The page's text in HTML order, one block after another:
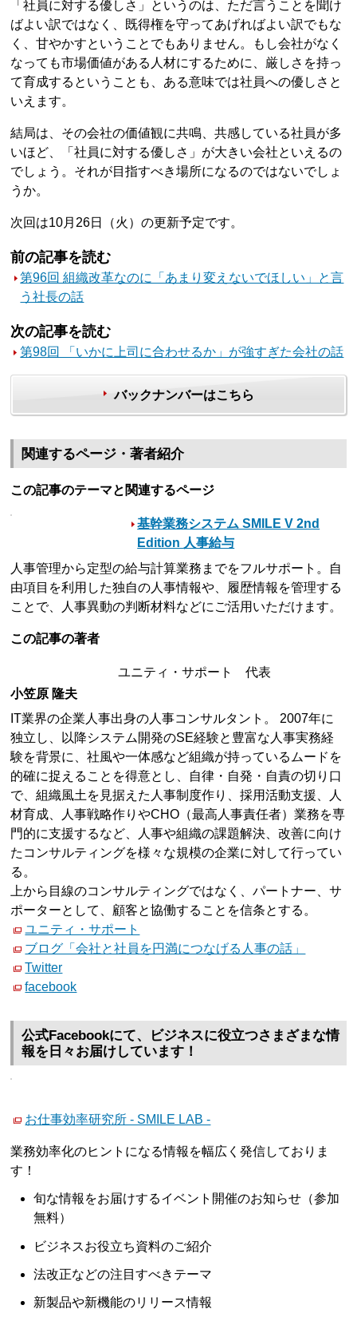
「社員に対する優しさ」というのは、ただ言うことを聞け
ばよい訳ではなく、既得権を守ってあげればよい訳でもな
く、甘やかすということでもありません。もし会社がなく
なっても市場価値がある人材にするために、厳しさを持っ
て育成するということも、ある意味では社員への優しさと
いえます。
結局は、その会社の価値観に共鳴、共感している社員が多
いほど、「社員に対する優しさ」が大きい会社といえるの
でしょう。それが目指すべき場所になるのではないでしょ
うか。
次回は10月26日（火）の更新予定です。
前の記事を読む
第96回 組織改革なのに「あまり変えないでほしい」と言
う社長の話
次の記事を読む
第98回 「いかに上司に合わせるか」が強すぎた会社の話
バックナンバーはこちら
関連するページ・著者紹介
この記事のテーマと関連するページ
基幹業務システム SMILE V 2nd
Edition 人事給与
人事管理から定型の給与計算業務までをフルサポート。自
由項目を利用した独自の人事情報や、履歴情報を管理する
ことで、人事異動の判断材料などにご活用いただけます。
この記事の著者
ユニティ・サポート 代表
小笠原 隆夫
IT業界の企業人事出身の人事コンサルタント。 2007年に
独立し、以降システム開発のSE経験と豊富な人事実務経
験を背景に、社風や一体感など組織が持っているムードを
的確に捉えることを得意とし、自律・自発・自責の切り口
で、組織風土を見据えた人事制度作り、採用活動支援、人
材育成、人事戦略作りやCHO（最高人事責任者）業務を専
門的に支援するなど、人事や組織の課題解決、改善に向け
たコンサルティングを様々な規模の企業に対して行ってい
る。
上から目線のコンサルティングではなく、パートナー、サ
ポーターとして、顧客と協働することを信条とする。
ユニティ・サポート
ブログ「会社と社員を円満につなげる人事の話」
Twitter
facebook
公式Facebookにて、ビジネスに役立つさまざまな情
報を日々お届けしています！
お仕事効率研究所 - SMILE LAB -
業務効率化のヒントになる情報を幅広く発信しておりま
す！
旬な情報をお届けするイベント開催のお知らせ（参加
無料）
ビジネスお役立ち資料のご紹介
法改正などの注目すべきテーマ
新製品や新機能のリリース情報